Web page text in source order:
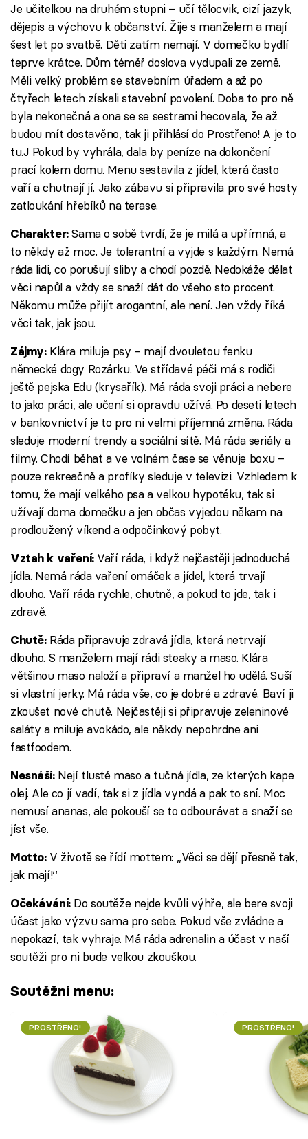
Je učitelkou na druhém stupni – učí tělocvik, cizí jazyk,
dějepis a výchovu k občanství. Žije s manželem a mají
šest let po svatbě. Děti zatím nemají. V domečku bydlí
teprve krátce. Dům téměř doslova vydupali ze země.
Měli velký problém se stavebním úřadem a až po
čtyřech letech získali stavební povolení. Doba to pro ně
byla nekonečná a ona se se sestrami hecovala, že až
budou mít dostavěno, tak ji přihlásí do Prostřeno! A je to
tu.J Pokud by vyhrála, dala by peníze na dokončení
prací kolem domu. Menu sestavila z jídel, která často
vaří a chutnají jí. Jako zábavu si připravila pro své hosty
zatloukání hřebíků na terase.
Charakter:Sama o sobě tvrdí, že je milá a upřímná, a
to někdy až moc. Je tolerantní a vyjde s každým. Nemá
ráda lidi, co porušují sliby a chodí pozdě. Nedokáže dělat
věci napůl a vždy se snaží dát do všeho sto procent.
Někomu může přijít arogantní, ale není. Jen vždy říká
věci tak, jak jsou.
Zájmy: Klára miluje psy – mají dvouletou fenku
německé dogy Rozárku. Ve střídavé péči má s rodiči
ještě pejska Edu (krysařík). Má ráda svoji práci a nebere
to jako práci, ale učení si opravdu užívá. Po deseti letech
v bankovnictví je to pro ni velmi příjemná změna. Ráda
sleduje moderní trendy a sociální sítě. Má ráda seriály a
filmy. Chodí běhat a ve volném čase se věnuje boxu –
pouze rekreačně a profíky sleduje v televizi. Vzhledem k
tomu, že mají velkého psa a velkou hypotéku, tak si
užívají doma domečku a jen občas vyjedou někam na
prodloužený víkend a odpočinkový pobyt.
Vztah k vaření: Vaří ráda, i když nejčastěji jednoduchá
jídla. Nemá ráda vaření omáček a jídel, která trvají
dlouho. Vaří ráda rychle, chutně, a pokud to jde, tak i
zdravě.
Chutě: Ráda připravuje zdravá jídla, která netrvají
dlouho. S manželem mají rádi steaky a maso. Klára
většinou maso naloží a připraví a manžel ho udělá. Suší
si vlastní jerky. Má ráda vše, co je dobré a zdravé. Baví ji
zkoušet nové chutě. Nejčastěji si připravuje zeleninové
saláty a miluje avokádo, ale někdy nepohrdne ani
fastfoodem.
Nesnáší: Nejí tlusté maso a tučná jídla, ze kterých kape
olej. Ale co jí vadí, tak si z jídla vyndá a pak to sní. Moc
nemusí ananas, ale pokouší se to odbourávat a snaží se
jíst vše.
Motto: V životě se řídí mottem: ,,Věci se dějí přesně tak,
jak mají!‘‘
Očekávání: Do soutěže nejde kvůli výhře, ale bere svoji
účast jako výzvu sama pro sebe. Pokud vše zvládne a
nepokazí, tak vyhraje. Má ráda adrenalin a účast v naší
soutěži pro ni bude velkou zkouškou.
Soutěžní menu:
PROSTŘENO! PROSTŘENO!